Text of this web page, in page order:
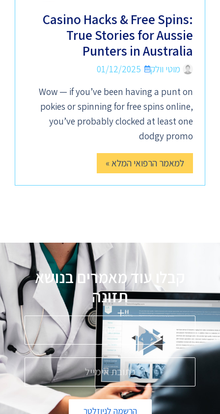
Casino Hacks & Free Spins:
True Stories for Aussie
Punters in Australia
מוטי וולק
01/12/2025
Wow — if you’ve been having a punt on
pokies or spinning for free spins online,
you’ve probably clocked at least one
dodgy promo
למאמר הרפואי המלא »
קבלו עוד מאמרים בנושא
תזונה
הרשמה לניוזלטר